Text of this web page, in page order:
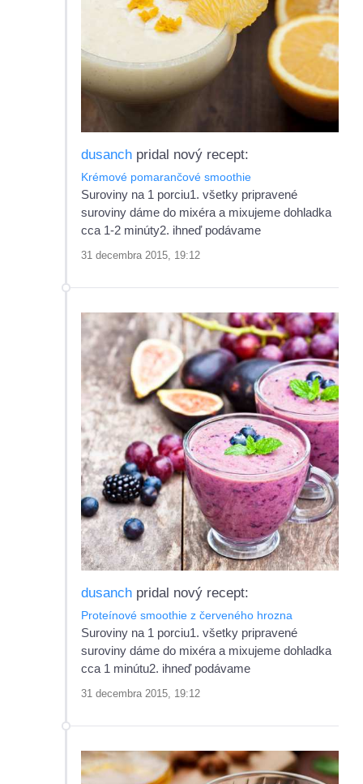
dusanch pridal nový recept:
Krémové pomarančové smoothie
Suroviny na 1 porciu1. všetky pripravené
suroviny dáme do mixéra a mixujeme dohladka
cca 1-2 minúty2. ihneď podávame
31 decembra 2015, 19:12
dusanch pridal nový recept:
Proteínové smoothie z červeného hrozna
Suroviny na 1 porciu1. všetky pripravené
suroviny dáme do mixéra a mixujeme dohladka
cca 1 minútu2. ihneď podávame
31 decembra 2015, 19:12